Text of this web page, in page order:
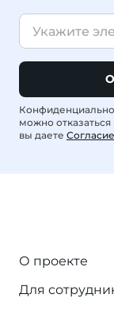
можно
вы даете
О проекте
Для